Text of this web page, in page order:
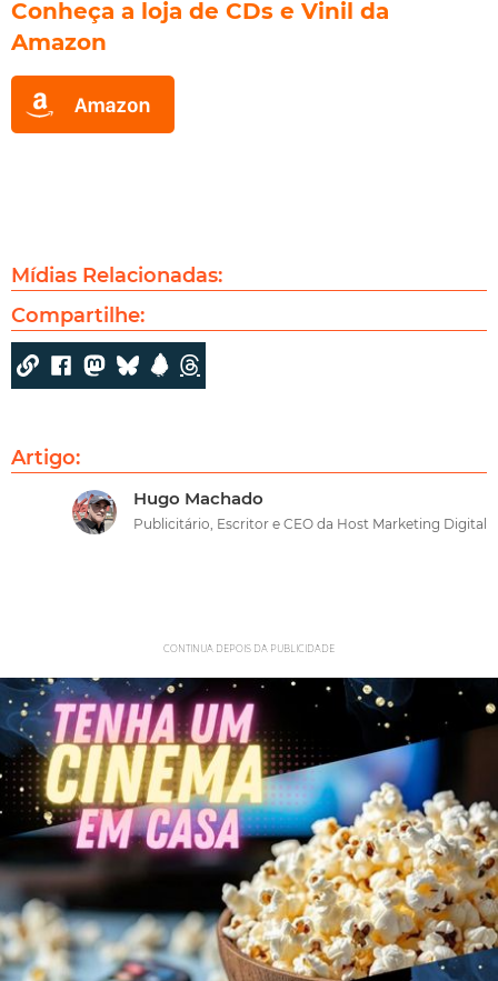
Conheça a loja de CDs e Vinil da
Amazon
Mídias Relacionadas:
Compartilhe:
Artigo:
Hugo Machado
Publicitário, Escritor e CEO da Host Marketing Digital
CONTINUA DEPOIS DA PUBLICIDADE